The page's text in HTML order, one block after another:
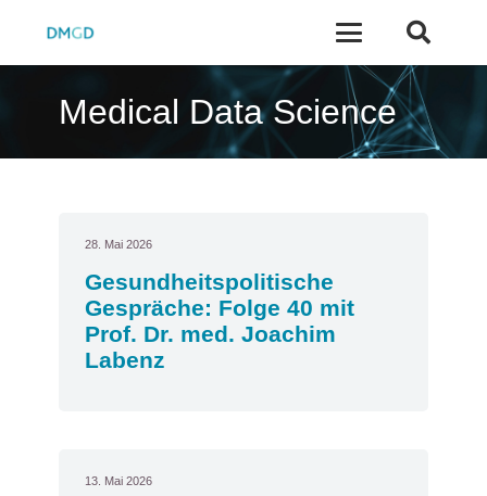
Medical Data Science
28. Mai 2026
Gesundheitspolitische
Gespräche: Folge 40 mit
Prof. Dr. med. Joachim
Labenz
13. Mai 2026